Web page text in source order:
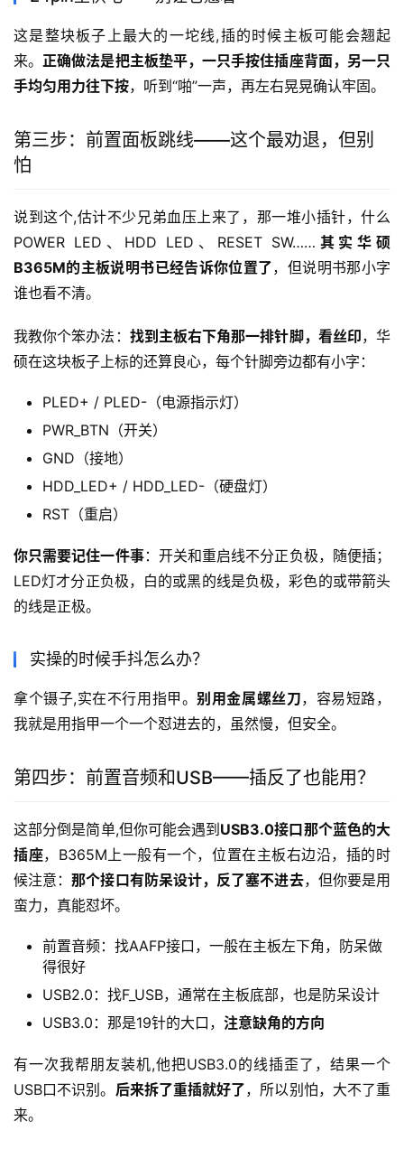
这是整块板子上最大的一坨线,插的时候主板可能会翘起
来。 正确做法是把主板垫平，一只手按住插座背面，另一只
手均匀用力往下按，听到“啪”一声，再左右晃晃确认牢固。
第三步：前置面板跳线——这个最劝退，但别
怕
说到这个,估计不少兄弟血压上来了，那一堆小插针，什么
POWER LED、HDD LED、RESET SW…… 其实华硕
B365M的主板说明书已经告诉你位置了，但说明书那小字
谁也看不清。
我教你个笨办法： 找到主板右下角那一排针脚，看丝印，华
硕在这块板子上标的还算良心，每个针脚旁边都有小字：
PLED+ / PLED-（电源指示灯）
PWR_BTN（开关）
GND（接地）
HDD_LED+ / HDD_LED-（硬盘灯）
RST（重启）
你只需要记住一件事：开关和重启线不分正负极，随便插；
LED灯才分正负极，白的或黑的线是负极，彩色的或带箭头
的线是正极。
实操的时候手抖怎么办？
拿个镊子,实在不行用指甲。别用金属螺丝刀，容易短路，
我就是用指甲一个一个怼进去的，虽然慢，但安全。
第四步：前置音频和USB——插反了也能用？
这部分倒是简单,但你可能会遇到USB3.0接口那个蓝色的大
插座，B365M上一般有一个，位置在主板右边沿，插的时
候注意：那个接口有防呆设计，反了塞不进去，但你要是用
蛮力，真能怼坏。
前置音频：找AAFP接口，一般在主板左下角，防呆做
得很好
USB2.0：找F_USB，通常在主板底部，也是防呆设计
USB3.0：那是19针的大口， 注意缺角的方向
有一次我帮朋友装机,他把USB3.0的线插歪了，结果一个
USB口不识别。 后来拆了重插就好了，所以别怕，大不了重
来。